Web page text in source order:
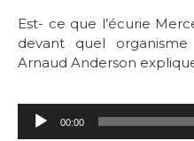
Est- ce que l’écurie
devant quel
Arnaud Anderson
Lecteur
audio
00:00